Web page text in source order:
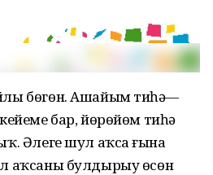
бөгөн. Ашайым тиһәң—
бар, йөрөйөм тиһәң
Әлеге шул аҡсаң ғына
аҡсаны булдырыу өсөн